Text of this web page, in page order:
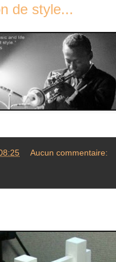
de style...
Aucun commentaire: